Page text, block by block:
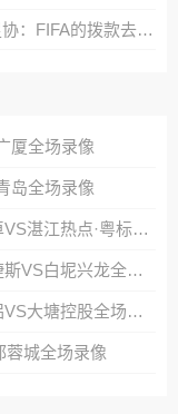
记者社媒晒破败训练场，抨击吉布提足协：FIFA的拨款去哪里了？
厦全场录像
岛全场录像
08月08日佛山西甲足球联赛深圳赛卓VS湛江热点·粤标售电全场录像
08月08日佛山西甲足球联赛德兢艾捷斯VS白坭兴龙全场录像
08月08日佛山西甲足球联赛广东凤铝VS大塘控股全场录像
蓉城全场录像